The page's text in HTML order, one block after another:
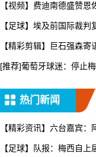
【视频】费迪南德盛赞恩
【足球】埃及前国际裁判
【精彩剪辑】巨石强森寄
[推荐]葡萄牙球迷：停止
热门新闻
【精彩资讯】六台嘉宾
【足球】队报：梅西自上